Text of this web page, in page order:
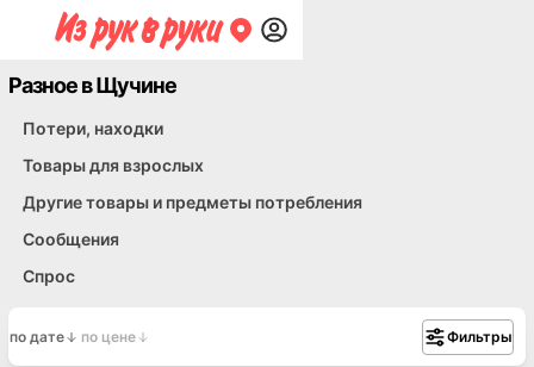
Разное в Щучине
Потери, находки
Товары для взрослых
Другие товары и предметы потребления
Сообщения
Спрос
по дате по цене Фильтры